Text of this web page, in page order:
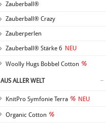
Zauberball®
Zauberball® Crazy
Zauberperlen
Zauberball® Stärke 6 NEU
Woolly Hugs Bobbel Cotton
AUS ALLER WELT
KnitPro Symfonie Terra NEU
Organic Cotton